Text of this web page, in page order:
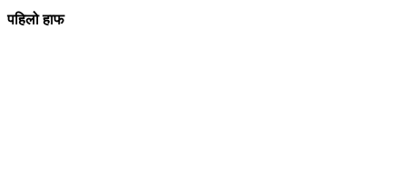
पहिलो हाफ